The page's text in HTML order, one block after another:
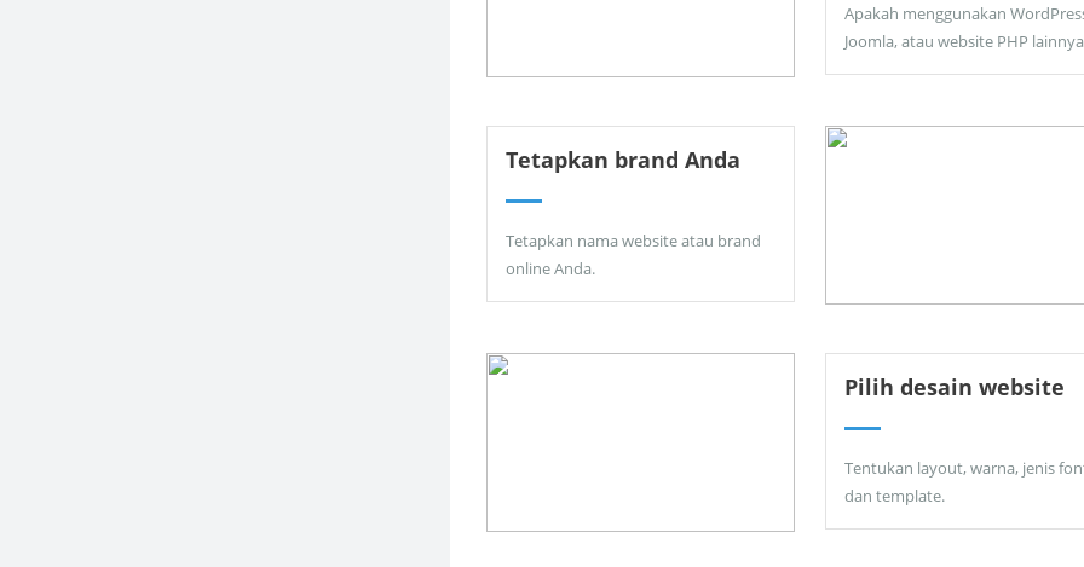
Apakah menggunakan
Joomla, atau website PHP
Tetapkan brand Anda
Tetapkan nama website atau brand
online Anda.
Pilih desain website
Tentukan layout, warna, jenis
dan template.